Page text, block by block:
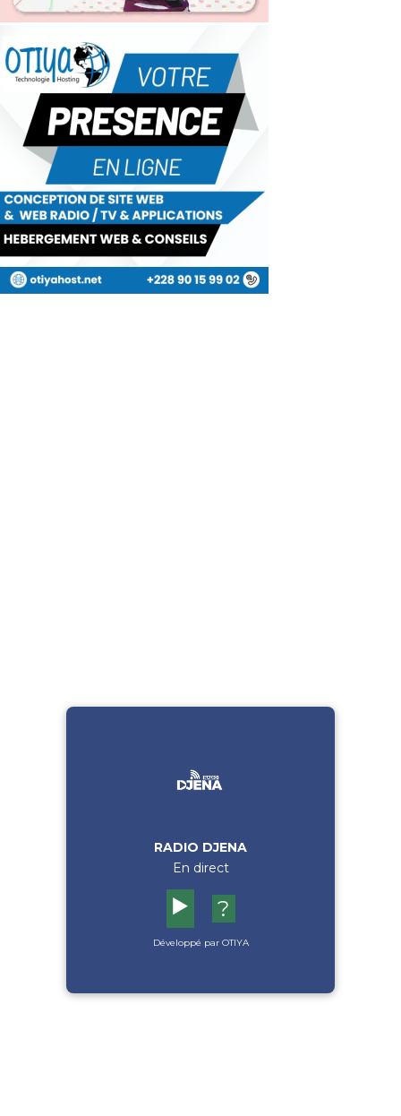
RADIO DJENA
En direct
▶️ ?
Développé par OTIYA